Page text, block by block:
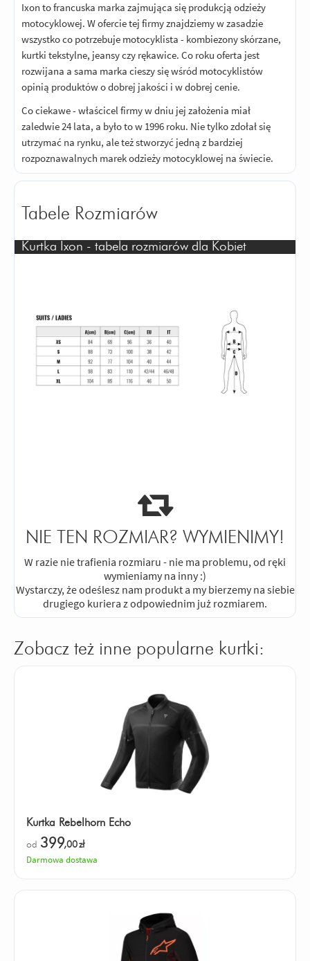
Ixon to francuska marka zajmująca się produkcją odzieży
motocyklowej. W ofercie tej firmy znajdziemy w zasadzie
wszystko co potrzebuje motocyklista - kombiezony skórzane,
kurtki tekstylne, jeansy czy rękawice. Co roku oferta jest
rozwijana a sama marka cieszy się wśród motocyklistów
opinią produktów o dobrej jakości i w dobrej cenie.
Co ciekawe - właścicel firmy w dniu jej założenia miał
zaledwie 24 lata, a było to w 1996 roku. Nie tylko zdołał się
utrzymać na rynku, ale też stworzyć jedną z bardziej
rozpoznawalnych marek odzieży motocyklowej na świecie.
Tabele Rozmiarów
Kurtka Ixon - tabela rozmiarów dla Kobiet
NIE TEN ROZMIAR? WYMIENIMY!
W razie nie trafienia rozmiaru - nie ma problemu, od ręki
wymieniamy na inny :)
Wystarczy, że odeślesz nam produkt a my bierzemy na siebie
drugiego kuriera z odpowiednim już rozmiarem.
Zobacz też inne popularne kurtki:
Kurtka Rebelhorn Echo
od 399,00zł
Darmowa dostawa